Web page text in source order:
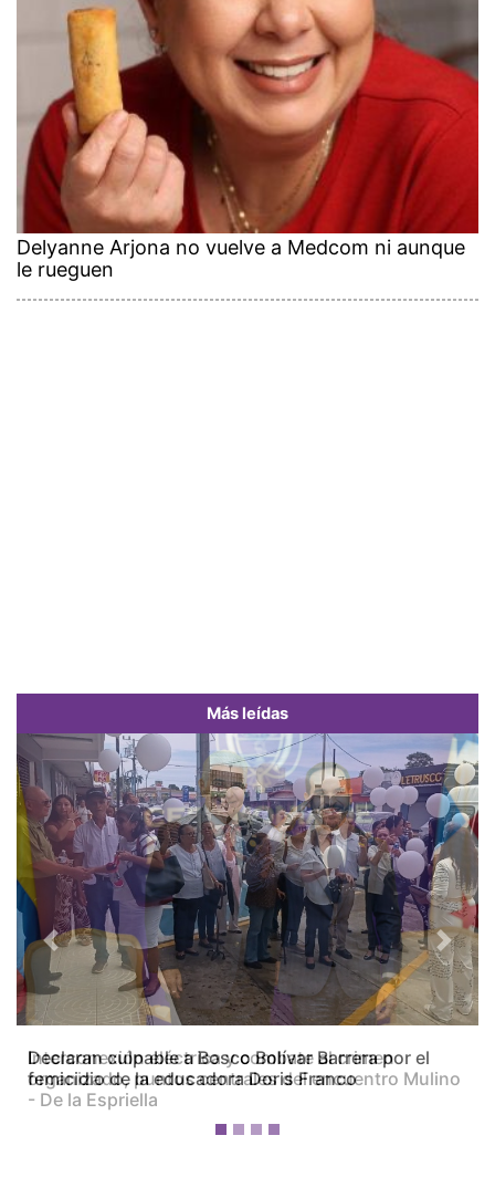
Delyanne Arjona no vuelve a Medcom ni aunque
le rueguen
Más leídas
Interconexión eléctrica y combate al crimen
organizado, puntos centrales del encuentro Mulino
- De la Espriella
Previous Next